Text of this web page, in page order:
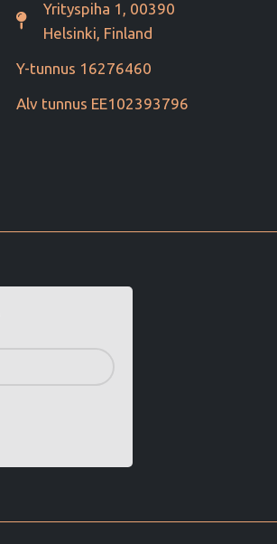
Yrityspiha 1, 00390
Helsinki, Finland
Y-tunnus 16276460
Alv tunnus EE102393796